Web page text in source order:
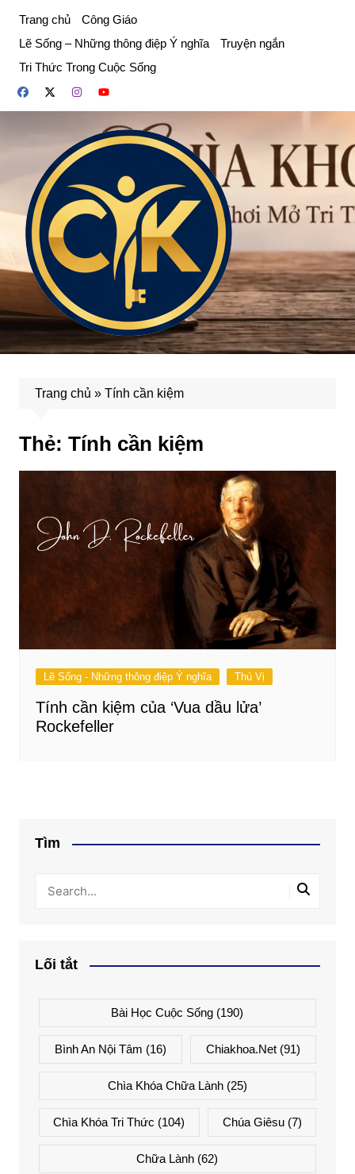
phần
dung
Trang chủ
Công Giáo
Lẽ Sống – Những thông điệp Ý nghĩa
Truyện ngắn
Tri Thức Trong Cuộc Sống
Trang chủ » Tính cần kiệm
Thẻ: Tính cần kiệm
Lẽ Sống - Những thông điệp Ý nghĩa Thú Vị
Tính cần kiệm của ‘Vua dầu lửa’
Rockefeller
Tìm
Lối tắt
Bài Học Cuộc Sống (190)
Bình An Nội Tâm (16) Chiakhoa.net (91)
Chìa Khóa Chữa Lành(25)
Chìa Khóa Tri Thức (104) Chúa Giêsu(7)
Chữa Lành (62)